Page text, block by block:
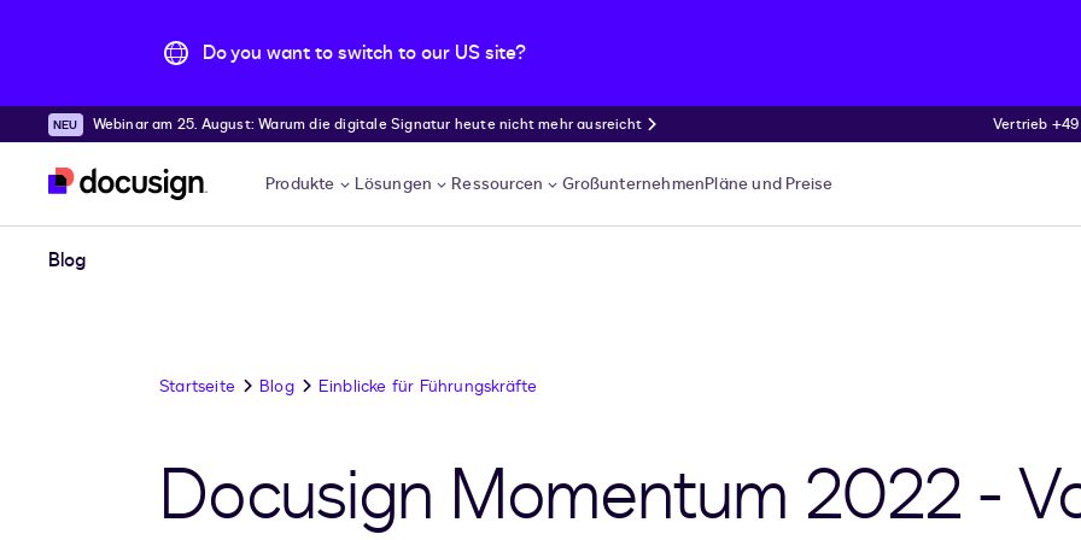
Do you want to switch to our US site?
Überspringen und weiter zum Hauptinhalt
Webinar am 25. August: Warum die digitale Signatur heute nicht mehr ausreicht Vertrieb
Produkte Lösungen Ressourcen GroßunternehmenPläne und Preise
Blog
Startseite Blog Einblicke für Führungskräfte
Docusign Momentum 2022 -